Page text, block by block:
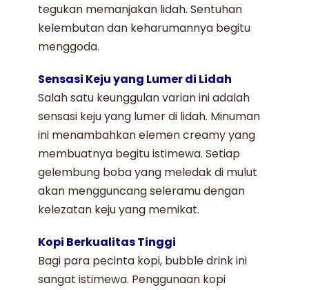
tegukan memanjakan lidah. Sentuhan
kelembutan dan keharumannya begitu
menggoda.
Sensasi Keju yang Lumer di Lidah
Salah satu keunggulan varian ini adalah
sensasi keju yang lumer di lidah. Minuman
ini menambahkan elemen creamy yang
membuatnya begitu istimewa. Setiap
gelembung boba yang meledak di mulut
akan mengguncang seleramu dengan
kelezatan keju yang memikat.
Kopi Berkualitas Tinggi
Bagi para pecinta kopi, bubble drinkini
sangat istimewa. Penggunaan kopi